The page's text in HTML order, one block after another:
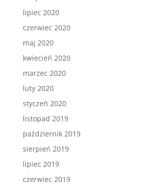
lipiec 2020
czerwiec 2020
maj 2020
kwiecień 2020
marzec 2020
luty 2020
styczeń 2020
listopad 2019
październik 2019
sierpień 2019
lipiec 2019
czerwiec 2019